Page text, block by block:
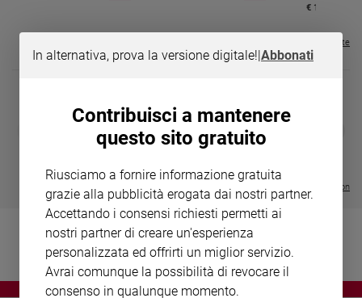
spiritualità
Società
€ 16,99
Visualizza tutte le riviste
LE GRANDI BASILICHE ITALIANE
- VOL DA 1 AL 5
DIARIO G 2026-27
€ 8,90
- € 8,90
Visualizza tutte le collection
In alternativa, prova la versione digitale!|Abbonati
Contribuisci a mantenere
questo sito gratuito
Riusciamo a fornire informazione gratuita
grazie alla pubblicità erogata dai nostri partner.
Accettando i consensi richiesti permetti ai
nostri partner di creare un'esperienza
personalizzata ed offrirti un miglior servizio.
Avrai comunque la possibilità di revocare il
consenso in qualunque momento.